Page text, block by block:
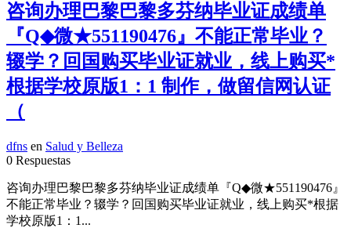
咨询办理巴黎巴黎多芬纳毕业证成绩单
『Q◆微★551190476』不能正常毕业？
辍学？回国购买毕业证就业，线上购买*
根据学校原版1：1 制作，做留信网认证
（
dfns en Salud y Belleza
0 Respuestas
咨询办理巴黎巴黎多芬纳毕业证成绩单『Q◆微★551190476』
不能正常毕业？辍学？回国购买毕业证就业，线上购买*根据
学校原版1：1...